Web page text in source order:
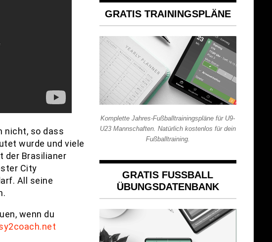
nicht, so dass
wurde und viele
der Brasilianer
City
All seine
wenn du
GRATIS TRAININGSPLÄNE
Komplette Jahres-Fußballtrainingspläne für U9-
U23 Mannschaften. Natürlich kostenlos für dein
Fußballtraining.
GRATIS FUSSBALL Ü
BUNGSDATENBANK